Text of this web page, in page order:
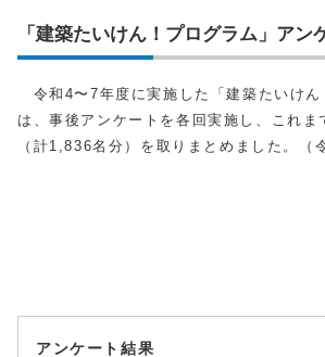
「建築たいけん！プログラム」アン
令和4〜7年度に実施した「建築たいけん
は、事後アンケートを各回実施し、これま
（計1,836名分）を取りまとめました。（
アンケート結果